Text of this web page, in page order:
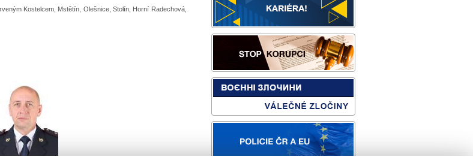
Kostelcem, Mstětín, Olešnice, Stolín, Horní Radechová,